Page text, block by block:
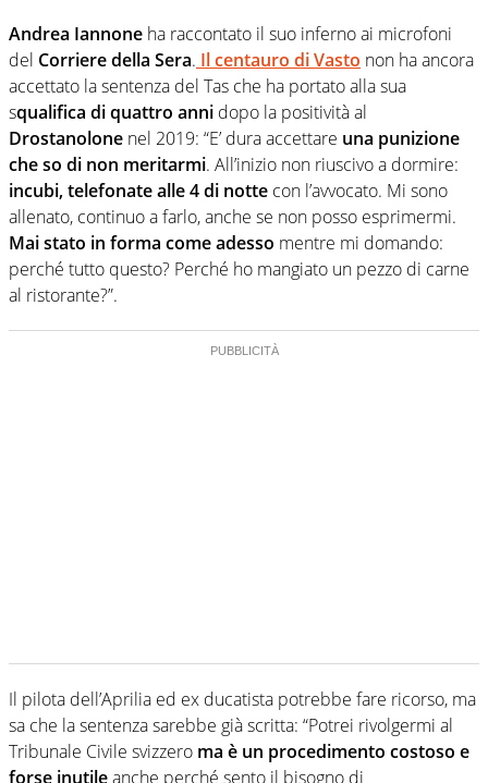
Andrea Iannone ha raccontato il suo inferno ai microfoni
del Corriere della Sera. Il centauro di Vasto non ha ancora
accettato la sentenza del Tas che ha portato alla sua
squalifica di quattro anni dopo la positività al
Drostanolone nel 2019: “E’ dura accettare una punizione
che so di non meritarmi. All’inizio non riuscivo a dormire:
incubi, telefonate alle 4 di notte con l’avvocato. Mi sono
allenato, continuo a farlo, anche se non posso esprimermi.
Mai stato in forma come adesso mentre mi domando:
perché tutto questo? Perché ho mangiato un pezzo di carne
al ristorante?”.
Il pilota dell’Aprilia ed ex ducatista potrebbe fare ricorso, ma
sa che la sentenza sarebbe già scritta: “Potrei rivolgermi al
Tribunale Civile svizzero ma è un procedimento costoso e
forse inutileanche perché sento il bisogno di